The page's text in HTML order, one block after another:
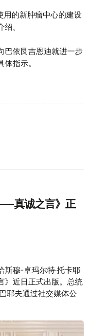
用的新肿瘤中心的建设
。
巴依艮吉恩迪就进一步
指示。
真诚之言》正
斯穆-卓玛尔特·托卡耶
近日正式出版。总统
耶夫通过社交媒体公